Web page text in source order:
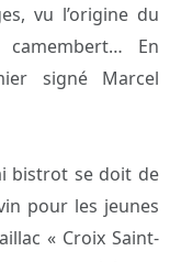
vu l’origine du
En
signé Marcel
bistrot se doit de
pour les jeunes
« Croix Saint-